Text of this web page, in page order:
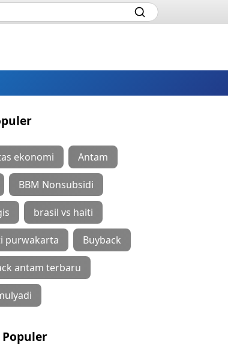
ekonomi Antam
BBM Nonsubsidi
brasil vs haiti
purwakarta Buyback
antam terbaru